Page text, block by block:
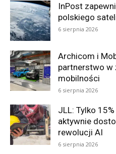
InPost
polskiego
6 sierpnia 2026
Archicom i
partnerstwo w
mobilności
6 sierpnia 2026
JLL: Tylko
aktywnie
rewolucji AI
6 sierpnia 2026